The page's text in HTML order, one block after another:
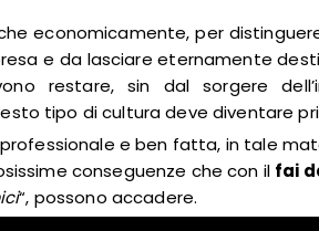
economicamente, per
e da lasciare eternamente
restare, sin dal sorgere
tipo di cultura deve diventare
e ben fatta, in tale
conseguenze che con il fai
“, possono accadere.